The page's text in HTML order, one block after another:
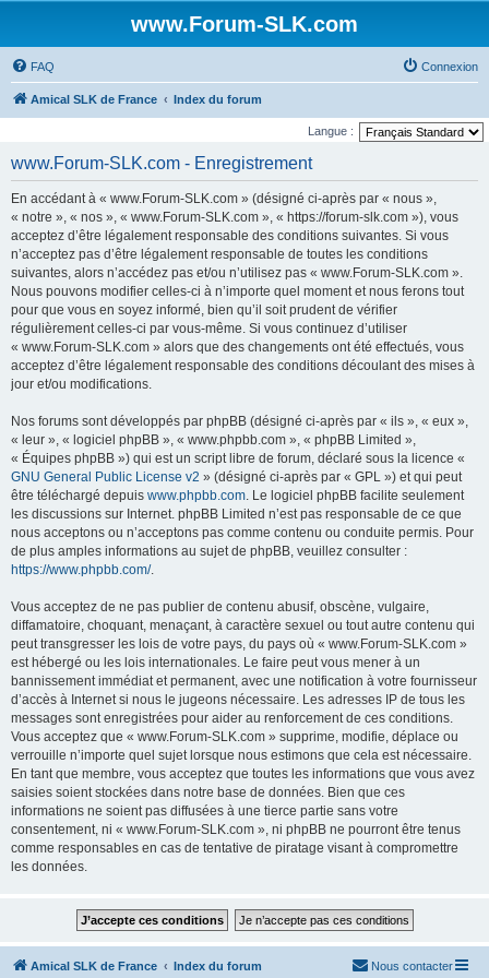
www.Forum-SLK.com
FAQ Connexion
Amical SLK de France Index du forum
Langue :
www.Forum-SLK.com - Enregistrement
En accédant à « www.Forum-SLK.com » (désigné ci-après par « nous »,
« notre », « nos », « www.Forum-SLK.com », « https://forum-slk.com »), vous
acceptez d’être légalement responsable des conditions suivantes. Si vous
n’acceptez pas d’être légalement responsable de toutes les conditions
suivantes, alors n’accédez pas et/ou n’utilisez pas « www.Forum-SLK.com ».
Nous pouvons modifier celles-ci à n’importe quel moment et nous ferons tout
pour que vous en soyez informé, bien qu’il soit prudent de vérifier
régulièrement celles-ci par vous-même. Si vous continuez d’utiliser
« www.Forum-SLK.com » alors que des changements ont été effectués, vous
acceptez d’être légalement responsable des conditions découlant des mises à
jour et/ou modifications.
Nos forums sont développés par phpBB (désigné ci-après par « ils », « eux »,
« leur », « logiciel phpBB », « www.phpbb.com », « phpBB Limited »,
« Équipes phpBB ») qui est un script libre de forum, déclaré sous la licence «
GNU General Public License v2 » (désigné ci-après par « GPL ») et qui peut
être téléchargé depuis www.phpbb.com. Le logiciel phpBB facilite seulement
les discussions sur Internet. phpBB Limited n’est pas responsable de ce que
nous acceptons ou n’acceptons pas comme contenu ou conduite permis. Pour
de plus amples informations au sujet de phpBB, veuillez consulter :
https://www.phpbb.com/.
Vous acceptez de ne pas publier de contenu abusif, obscène, vulgaire,
diffamatoire, choquant, menaçant, à caractère sexuel ou tout autre contenu qui
peut transgresser les lois de votre pays, du pays où « www.Forum-SLK.com »
est hébergé ou les lois internationales. Le faire peut vous mener à un
bannissement immédiat et permanent, avec une notification à votre fournisseur
d’accès à Internet si nous le jugeons nécessaire. Les adresses IP de tous les
messages sont enregistrées pour aider au renforcement de ces conditions.
Vous acceptez que « www.Forum-SLK.com » supprime, modifie, déplace ou
verrouille n’importe quel sujet lorsque nous estimons que cela est nécessaire.
En tant que membre, vous acceptez que toutes les informations que vous avez
saisies soient stockées dans notre base de données. Bien que ces
informations ne soient pas diffusées à une tierce partie sans votre
consentement, ni « www.Forum-SLK.com », ni phpBB ne pourront être tenus
comme responsables en cas de tentative de piratage visant à compromettre
les données.
Amical SLK de France Index du forum Nous contacter